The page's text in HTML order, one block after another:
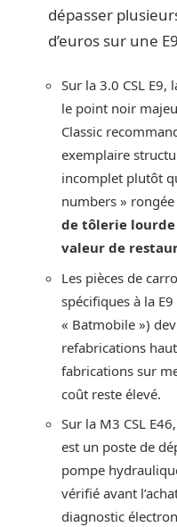
dépasser
d’euros sur une
Sur la 3.0 CSL
le point noir
Classic
exemplaire
incomplet plutôt
numbers »
de tôlerie lourde
valeur de
Les pièces de
spécifiques à la
« Batmobile »)
refabrications
fabrications sur
coût reste élevé.
Sur la M3 CSL
est un poste de
pompe
vérifié avant
diagnostic